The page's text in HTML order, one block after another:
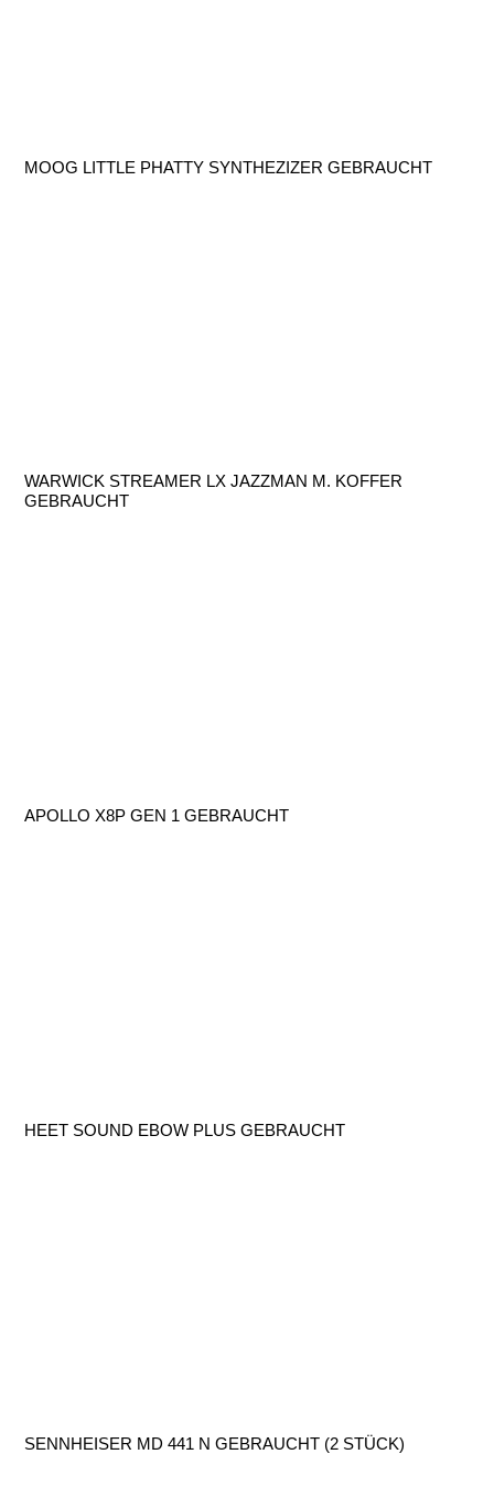
MOOG LITTLE PHATTY SYNTHEZIZER GEBRAUCHT
WARWICK STREAMER LX JAZZMAN M. KOFFER
GEBRAUCHT
APOLLO X8P GEN 1 GEBRAUCHT
HEET SOUND EBOW PLUS GEBRAUCHT
SENNHEISER MD 441 N GEBRAUCHT (2 STÜCK)